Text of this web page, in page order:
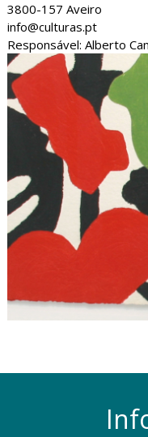
3800-157 Aveiro
info@culturas.pt
Responsável: Alberto